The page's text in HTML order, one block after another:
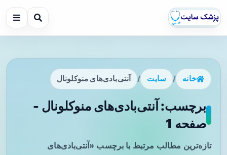
خانه / سایت / آنتی‌بادی‌های منوکلونال
برچسب: آنتی‌بادی‌های منوکلونال -
صفحه 1
تازه‌ترین مطالب مرتبط با برچسب «آنتی‌بادی‌های